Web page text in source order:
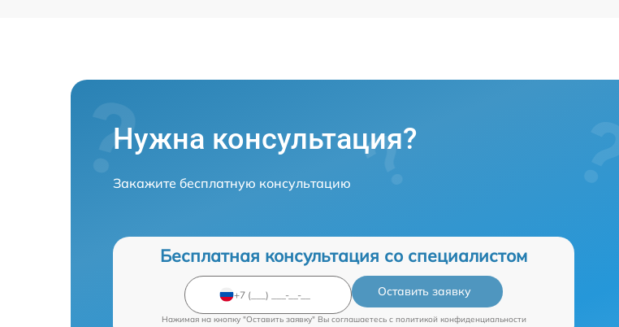
Нужна консультация?
Закажите бесплатную консультацию
Бесплатная консультация со специалистом
Оставить заявку
Нажимая на кнопку "Оставить заявку" Вы соглашаетесь c политикой конфиденциальности